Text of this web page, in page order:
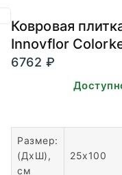
Ковровая
Innovflor
6762 ₽
В наличии.
Размер:
(ДхШ),
см
25х100